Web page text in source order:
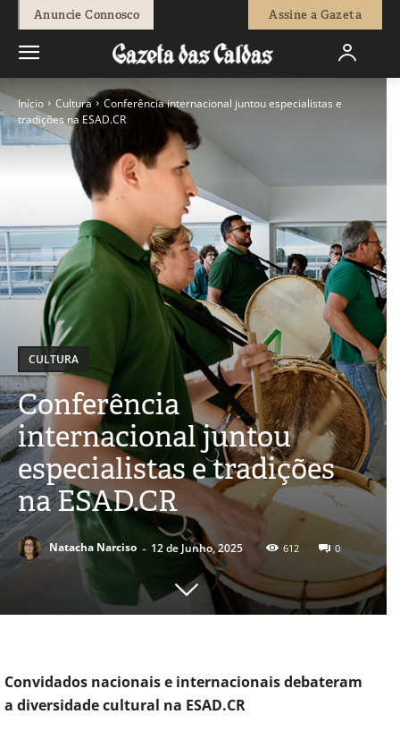
Anuncie Connosco Assine a Gazeta
Início Cultura
Conferência internacional juntou especialistas e
tradições na ESAD.CR
CULTURA
Conferência
internacional juntou
especialistas e tradições
na ESAD.CR
Natacha Narciso - 12 de Junho, 2025 612 0
Convidados nacionais e internacionais debateram
a diversidade cultural na ESAD.CR